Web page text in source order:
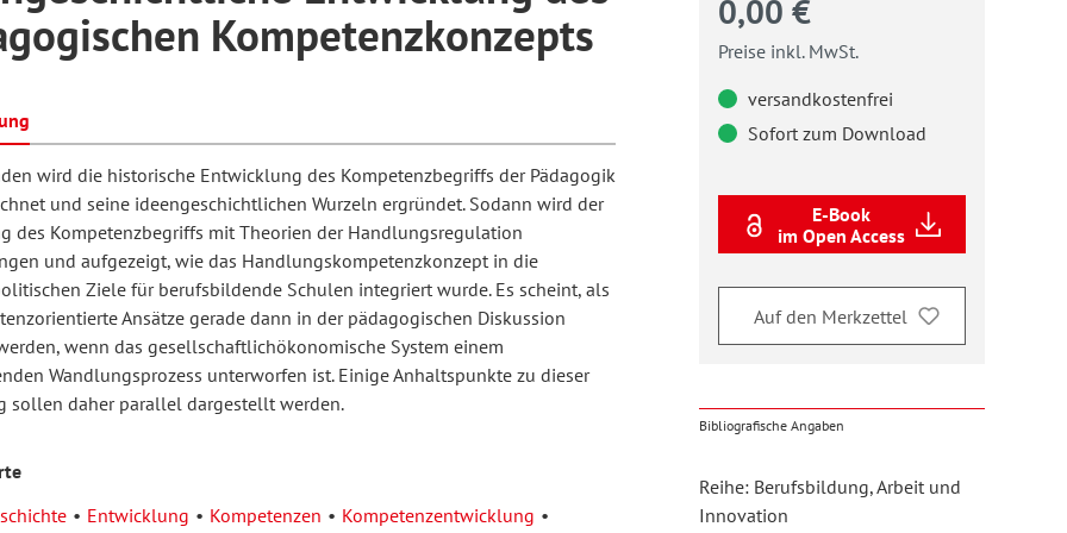
und Unterrichtsforschung
und
Forum
für
Kompetenzkonzepts
wird die historische Entwicklung des Kompetenzbegriffs der Pädagogik
und seine ideengeschichtlichen Wurzeln ergründet. Sodann wird der
des Kompetenzbegriffs mit Theorien der Handlungsregulation
und aufgezeigt, wie das Handlungskompetenzkonzept in die
Ziele für berufsbildende Schulen integriert wurde. Es scheint, als
Ansätze gerade dann in der pädagogischen Diskussion
wenn das gesellschaftlichökonomische System einem
Wandlungsprozess unterworfen ist. Einige Anhaltspunkte zu dieser
sollen daher parallel dargestellt werden.
Entwicklung Kompetenzen
Kompetenzentwicklung
0,00 €
Preise inkl. MwSt.
versandkostenfrei
Sofort zum Download
E-Book
im Open Access
Auf den Merkzettel
Bibliografische Angaben
Reihe: Berufsbildung, Arbeit und
Innovation